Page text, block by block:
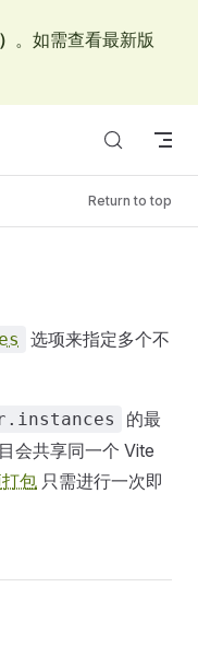
。如需查看最新版
Return to top
选项来指定多个不
的最
会共享同一个 Vite
包 只需进行一次即